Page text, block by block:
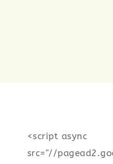
<script async
src="//